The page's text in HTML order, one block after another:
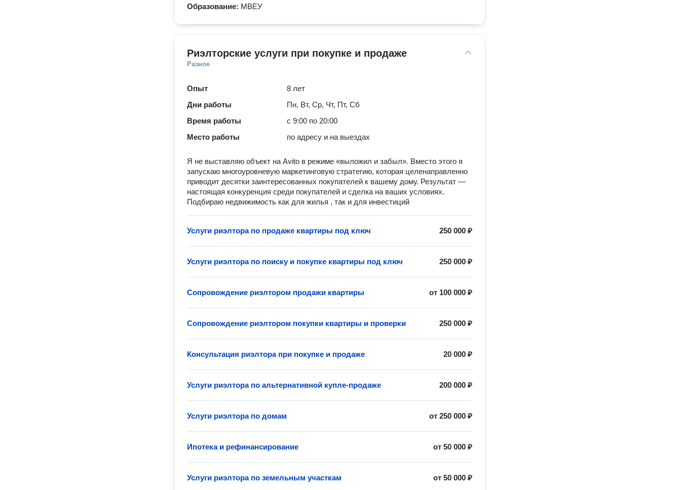
Образование: МВЕУ
Риэлторские услуги при покупке и продаже
Разное
Опыт
8 лет
Дни работы
Пн, Вт, Ср, Чт, Пт, Сб
Время работы
с 9:00 по 20:00
Место работы
по адресу и на выездах
Я не выставляю объект на Avito в режиме «выложил и забыл». Вместо этого я
запускаю многоуровневую маркетинговую стратегию, которая целенаправленно
приводит десятки заинтересованных покупателей к вашему дому. Результат —
настоящая конкуренция среди покупателей и сделка на ваших условиях.
Подбираю недвижимость как для жилья , так и для инвестиций
250 000 ₽
Услуги риэлтора по продаже квартиры под ключ
250 000 ₽
Услуги риэлтора по поиску и покупке квартиры под ключ
от 100 000 ₽
Сопровождение риэлтором продажи квартиры
250 000 ₽
Сопровождение риэлтором покупки квартиры и проверки
20 000 ₽
Консультация риэлтора при покупке и продаже
200 000 ₽
Услуги риэлтора по альтернативной купле-продаже
от250 000 ₽
Услуги риэлтора по домам
от50 000 ₽
Ипотека и рефинансирование
от50 000 ₽
Услуги риэлтора по земельным участкам